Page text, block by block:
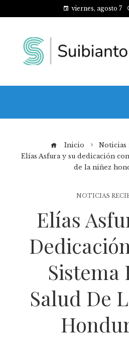
viernes, agosto 7
Inicio
Noticias
Elías Asfura y su dedicación
de la niñez
NOTICIAS
Elías
Sistema
Salud De